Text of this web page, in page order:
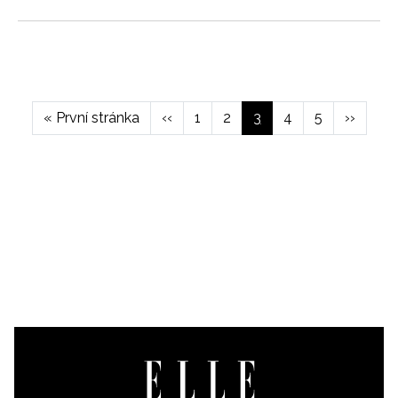
ODESLAT
potvrzujete, že jste se seznámili se
Zásadami
ochrany soukromí- BurdaMedia Extra s.r.o. bude s
First
page
« První stránka
Předchozí
stránka
‹‹ Page
1 Page
2
Aktuální
stránka
3 Page
4 Page
5
stránka
››